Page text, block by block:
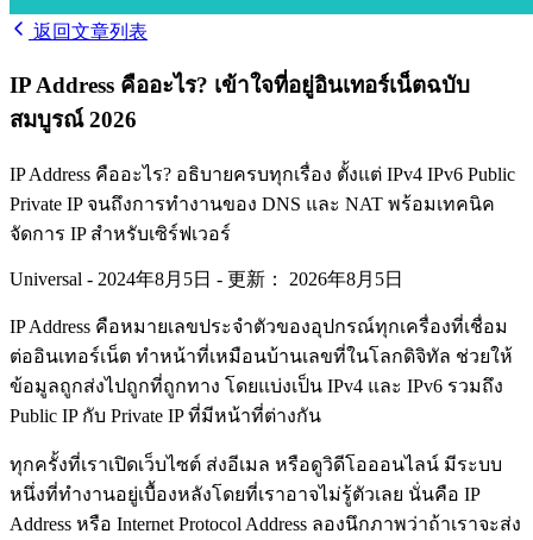
返回文章列表
IP Address คืออะไร? เข้าใจที่อยู่อินเทอร์เน็ตฉบับ
สมบูรณ์ 2026
IP Address คืออะไร? อธิบายครบทุกเรื่อง ตั้งแต่ IPv4 IPv6 Public
Private IP จนถึงการทำงานของ DNS และ NAT พร้อมเทคนิค
จัดการ IP สำหรับเซิร์ฟเวอร์
Universal - 2024年8月5日 - 更新： 2026年8月5日
IP Address คือหมายเลขประจำตัวของอุปกรณ์ทุกเครื่องที่เชื่อม
ต่ออินเทอร์เน็ต ทำหน้าที่เหมือนบ้านเลขที่ในโลกดิจิทัล ช่วยให้
ข้อมูลถูกส่งไปถูกที่ถูกทาง โดยแบ่งเป็น IPv4 และ IPv6 รวมถึง
Public IP กับ Private IP ที่มีหน้าที่ต่างกัน
ทุกครั้งที่เราเปิดเว็บไซต์ ส่งอีเมล หรือดูวิดีโอออนไลน์ มีระบบ
หนึ่งที่ทำงานอยู่เบื้องหลังโดยที่เราอาจไม่รู้ตัวเลย นั่นคือ IP
Address หรือ Internet Protocol Address ลองนึกภาพว่าถ้าเราจะส่ง